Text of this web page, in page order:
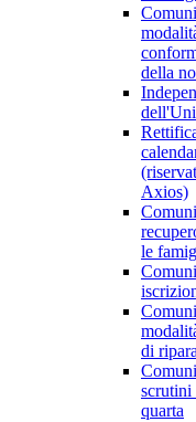
della
Axios)
le
di
scrutini
quarta